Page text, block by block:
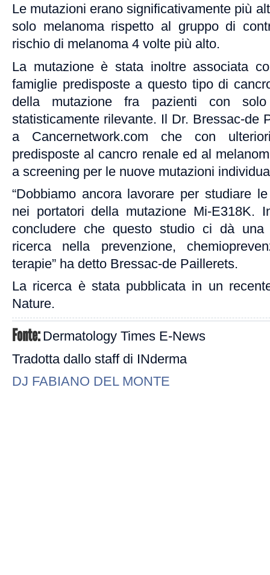
Le mutazioni erano significativamente più
solo melanoma rispetto al gruppo di
rischio di melanoma 4 volte più alto.
La mutazione è stata inoltre associata
famiglie predisposte a questo tipo di
della mutazione fra pazienti con
statisticamente rilevante. Il Dr. Bressac-de
a Cancernetwork.com che con
predisposte al cancro renale ed al
a screening per le nuove mutazioni
“Dobbiamo ancora lavorare per studiare
nei portatori della mutazione Mi-E318K.
concludere che questo studio ci dà una
ricerca nella prevenzione,
terapie” ha detto Bressac-de Paillerets.
La ricerca è stata pubblicata in un
Nature.
Fonte: Dermatology Times E-News
Tradotta dallo staff di INderma
DJ FABIANO DEL MONTE